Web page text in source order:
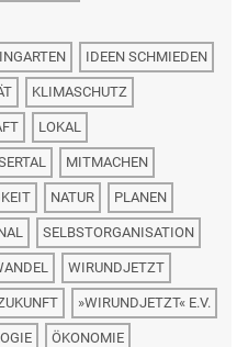
IDEEN SCHMIEDEN
KLIMASCHUTZ
LOKAL
MITMACHEN
NATUR PLANEN
SELBSTORGANISATION
WIRUNDJETZT
»WIRUNDJETZT« E.V.
ÖKONOMIE